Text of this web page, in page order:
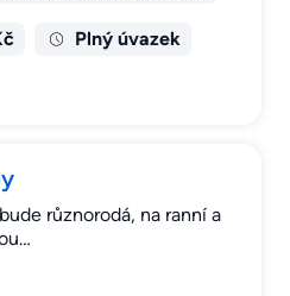
Plný úvazek
různorodá, na ranní a